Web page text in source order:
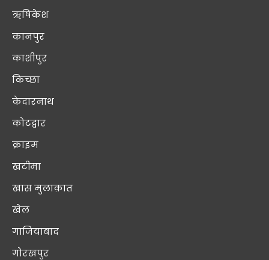
ऋषिकेश
कानपुर
काशीपुर
किच्छा
केदारनाथ
कोटद्वार
क्राइम
खटीमा
खास मुलाक़ात
खेल
गाजियाबाद
गोरखपुर